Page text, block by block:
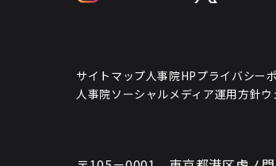
サイトマップ人事院HPプライバシー
人事院ソーシャルメディア運用方針